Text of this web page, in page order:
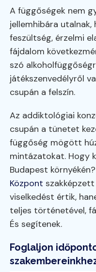
A függőségek nem
jellemhibára utalnak,
feszültség, érzelmi
fájdalom
szó
játékszenvedélyről
csupán a felszín.
Az addiktológiai
csupán a tünetet
függőség mögött
mintázatokat. Hogy
Budapest
Központ
viselkedést értik,
teljes történetével,
És segítenek.
Foglaljon